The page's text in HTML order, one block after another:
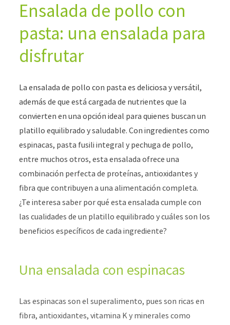
Ensalada de pollo con
pasta: una ensalada para
disfrutar
La ensalada de pollo con pasta es deliciosa y versátil,
además de que está cargada de nutrientes que la
convierten en una opción ideal para quienes buscan un
platillo equilibrado y saludable. Con ingredientes como
espinacas, pasta fusili integral y pechuga de pollo,
entre muchos otros, esta ensalada ofrece una
combinación perfecta de proteínas, antioxidantes y
fibra que contribuyen a una alimentación completa.
¿Te interesa saber por qué esta ensalada cumple con
las cualidades de un platillo equilibrado y cuáles son los
beneficios específicos de cada ingrediente?
Una ensalada con espinacas
Las espinacas son el superalimento, pues son ricas en
fibra, antioxidantes, vitamina K y minerales como